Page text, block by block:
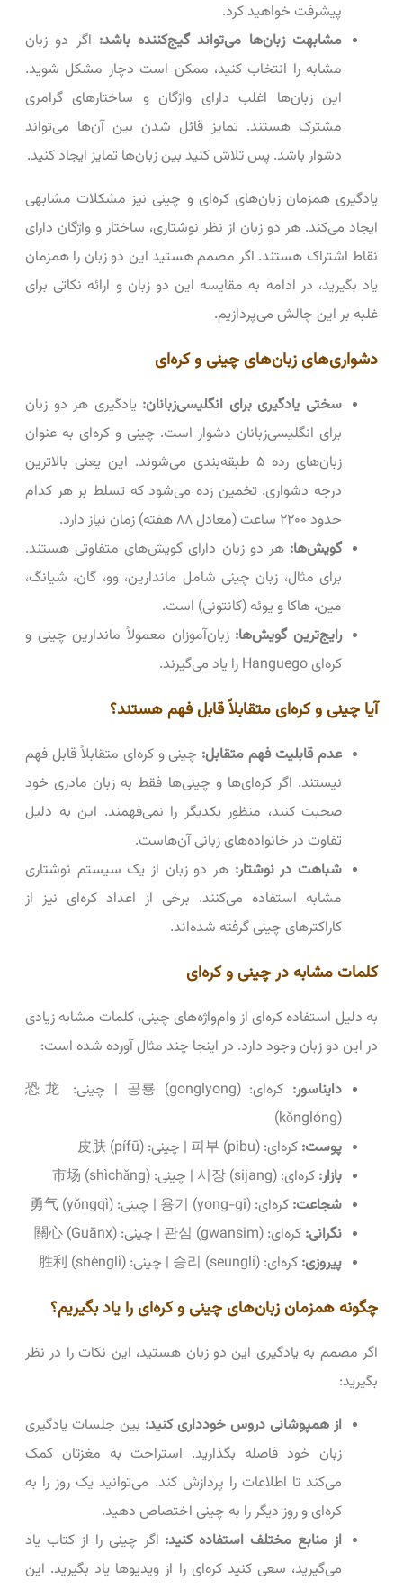
پیشرفت خواهید کرد.
مشابهت زبان‌ها می‌تواند گیج‌کننده باشد: اگر دو زبان
مشابه را انتخاب کنید، ممکن است دچار مشکل شوید.
این زبان‌ها اغلب دارای واژگان و ساختارهای گرامری
مشترک هستند. تمایز قائل شدن بین آن‌ها می‌تواند
دشوار باشد. پس تلاش کنید بین زبان‌ها تمایز ایجاد کنید.
یادگیری همزمان زبان‌های کره‌ای و چینی نیز مشکلات مشابهی
ایجاد می‌کند. هر دو زبان از نظر نوشتاری، ساختار و واژگان دارای
نقاط اشتراک هستند. اگر مصمم هستید این دو زبان را همزمان
یاد بگیرید، در ادامه به مقایسه این دو زبان و ارائه نکاتی برای
غلبه بر این چالش می‌پردازیم.
دشواری‌های زبان‌های چینی و کره‌ای
سختی یادگیری برای انگلیسی‌زبانان: یادگیری هر دو زبان
برای انگلیسی‌زبانان دشوار است. چینی و کره‌ای به عنوان
زبان‌های رده ۵ طبقه‌بندی می‌شوند. این یعنی بالاترین
درجه دشواری. تخمین زده می‌شود که تسلط بر هر کدام
حدود ۲۲۰۰ ساعت (معادل ۸۸ هفته) زمان نیاز دارد.
گویش‌ها: هر دو زبان دارای گویش‌های متفاوتی هستند.
برای مثال، زبان چینی شامل ماندارین، وو، گان، شیانگ،
مین، هاکا و یوئه (کانتونی) است.
رایج‌ترین گویش‌ها: زبان‌آموزان معمولاً ماندارین چینی و
کره‌ای Hanguego را یاد می‌گیرند.
آیا چینی و کره‌ای متقابلاً قابل فهم هستند؟
عدم قابلیت فهم متقابل: چینی و کره‌ای متقابلاً قابل فهم
نیستند. اگر کره‌ای‌ها و چینی‌ها فقط به زبان مادری خود
صحبت کنند، منظور یکدیگر را نمی‌فهمند. این به دلیل
تفاوت در خانواده‌های زبانی آن‌هاست.
شباهت در نوشتار: هر دو زبان از یک سیستم نوشتاری
مشابه استفاده می‌کنند. برخی از اعداد کره‌ای نیز از
کاراکترهای چینی گرفته شده‌اند.
کلمات مشابه در چینی و کره‌ای
به دلیل استفاده کره‌ای از وام‌واژه‌های چینی، کلمات مشابه زیادی
در این دو زبان وجود دارد. در اینجا چند مثال آورده شده است:
دایناسور:
کره‌ای: 공룡 (gonglyong) | چینی: 恐龙
(kǒnglóng)
پوست: کره‌ای: 피부 (pibu) | چینی: 皮肤 (pífū)
بازار: کره‌ای: 시장 (sijang) | چینی: 市场 (shìchǎng)
شجاعت: کره‌ای: 용기 (yong-gi) | چینی: 勇气 (yǒngqì)
نگرانی: کره‌ای: 관심 (gwansim) | چینی: 關心 (Guānx)
پیروزی: کره‌ای: 승리 (seungli) | چینی: 胜利 (shènglì)
چگونه همزمان زبان‌های چینی و کره‌ای را یاد بگیریم؟
اگر مصمم به یادگیری این دو زبان هستید، این نکات را در نظر
بگیرید:
از همپوشانی دروس خودداری کنید: بین جلسات یادگیری
زبان خود فاصله بگذارید. استراحت به مغزتان کمک
می‌کند تا اطلاعات را پردازش کند. می‌توانید یک روز را به
کره‌ای و روز دیگر را به چینی اختصاص دهید.
از منابع مختلف استفاده کنید: اگر چینی را از کتاب یاد
می‌گیرید، سعی کنید کره‌ای را از ویدیوها یاد بگیرید. این